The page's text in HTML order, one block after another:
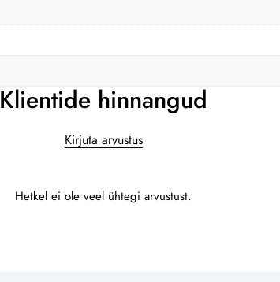
Klientide hinnangud
Kirjuta arvustus
Hetkel ei ole veel ühtegi arvustust.